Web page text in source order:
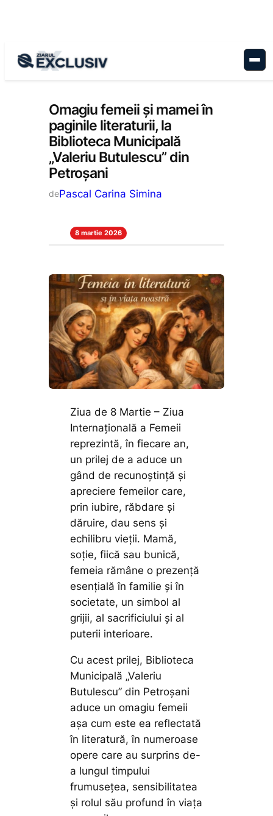
Cultură, Stiri la zi
Omagiu femeii și mamei în
paginile literaturii, la
Biblioteca Municipală
„Valeriu Butulescu” din
Petroșani
dePascal Carina Simina
8 martie 2026
Ziua de 8 Martie – Ziua
Internațională a Femeii
reprezintă, în fiecare an,
un prilej de a aduce un
gând de recunoștință și
apreciere femeilor care,
prin iubire, răbdare și
dăruire, dau sens și
echilibru vieții. Mamă,
soție, fiică sau bunică,
femeia rămâne o prezență
esențială în familie și în
societate, un simbol al
grijii, al sacrificiului și al
puterii interioare.
Cu acest prilej, Biblioteca
Municipală „Valeriu
Butulescu” din Petroșani
aduce un omagiu femeii
așa cum este ea reflectată
în literatură, în numeroase
opere care au surprins de-
a lungul timpului
frumusețea, sensibilitatea
și rolul său profund în viața